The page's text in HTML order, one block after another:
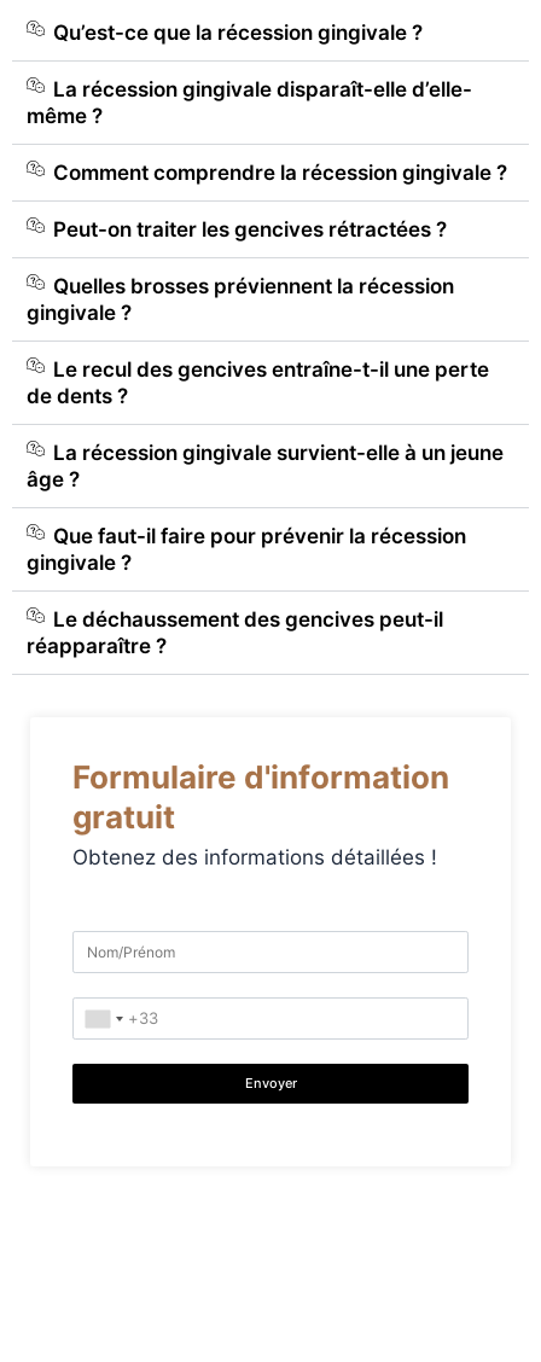
Qu’est-ce que la récession gingivale ?
La récession gingivale disparaît-elle d’elle-
même ?
Comment comprendre la récession gingivale ?
Peut-on traiter les gencives rétractées ?
Quelles brosses préviennent la récession
gingivale ?
Le recul des gencives entraîne-t-il une perte
de dents ?
La récession gingivale survient-elle à un jeune
âge ?
Que faut-il faire pour prévenir la récession
gingivale ?
Le déchaussement des gencives peut-il
réapparaître ?
Formulaire d'information
gratuit
Obtenez des informations détaillées !
Envoyer